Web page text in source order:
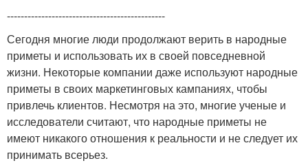
----------------------------------------------
Сегодня многие люди продолжают верить в народные
приметы и использовать их в своей повседневной
жизни. Некоторые компании даже используют народные
приметы в своих маркетинговых кампаниях, чтобы
привлечь клиентов. Несмотря на это, многие ученые и
исследователи считают, что народные приметы не
имеют никакого отношения к реальности и не следует их
принимать всерьез.